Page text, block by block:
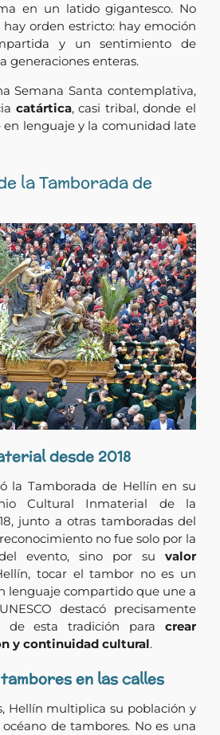
en un latido gigantesco. No
hay orden estricto: hay emoción
y un sentimiento de
generaciones enteras.
Semana Santa contemplativa,
catártica, casi tribal, donde el
en lenguaje y la comunidad late
la Tamborada de
desde 2018
la Tamborada de Hellín en su
Cultural Inmaterial de la
junto a otras tamboradas del
no fue solo por la
del evento, sino por su valor
tocar el tambor no es un
lenguaje compartido que une a
destacó precisamente
de esta tradición para crear
y continuidad cultural.
tambores en las calles
Hellín multiplica su población y
de tambores. No es una